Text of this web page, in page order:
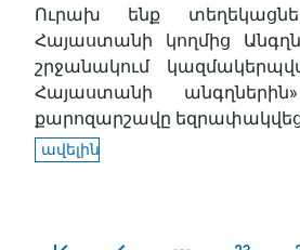
Ուրախ ենք
Հայաստանի կողմից
շրջանակում
Հայաստանի
քարոզարշավը
ավելին